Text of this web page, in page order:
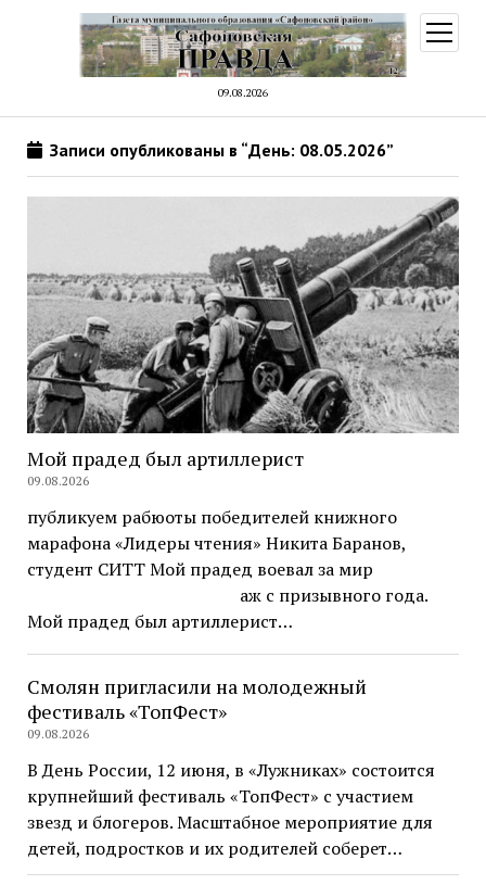
09.08.2026
меню
Записи опубликованы в “День: 08.05.2026”
Мой прадед был артиллерист
09.08.2026
публикуем рабюоты победителей книжного
марафона «Лидеры чтения» Никита Баранов,
студент СИТТ Мой прадед воевал за мир
аж с призывного года.
Мой прадед был артиллерист…
Смолян пригласили на молодежный
фестиваль «ТопФест»
09.08.2026
В День России, 12 июня, в «Лужниках» состоится
крупнейший фестиваль «ТопФест» с участием
звезд и блогеров. Масштабное мероприятие для
детей, подростков и их родителей соберет…